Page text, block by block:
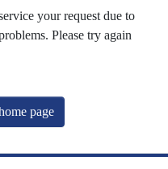
your request due to
Please try again
page